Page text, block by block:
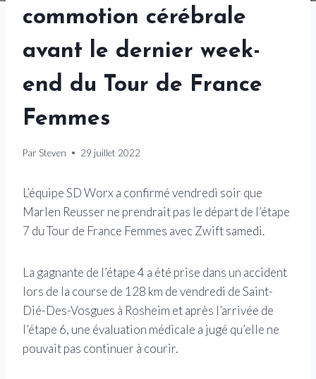
commotion cérébrale
avant le dernier week-
end du Tour de France
Femmes
Par Steven 29 juillet 2022
L’équipe SD Worx a confirmé vendredi soir que
Marlen Reusser ne prendrait pas le départ de l’étape
7 du Tour de France Femmes avec Zwift samedi.
La gagnante de l’étape 4 a été prise dans un accident
lors de la course de 128 km de vendredi de Saint-
Dié-Des-Vosgues à Rosheim et après l’arrivée de
l’étape 6, une évaluation médicale a jugé qu’elle ne
pouvait pas continuer à courir.